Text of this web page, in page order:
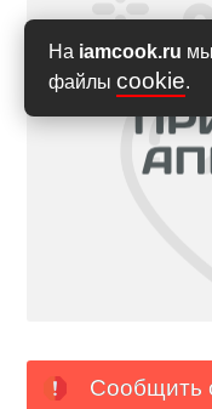
На iamcook.ru
файлы cookie.
Сообщить